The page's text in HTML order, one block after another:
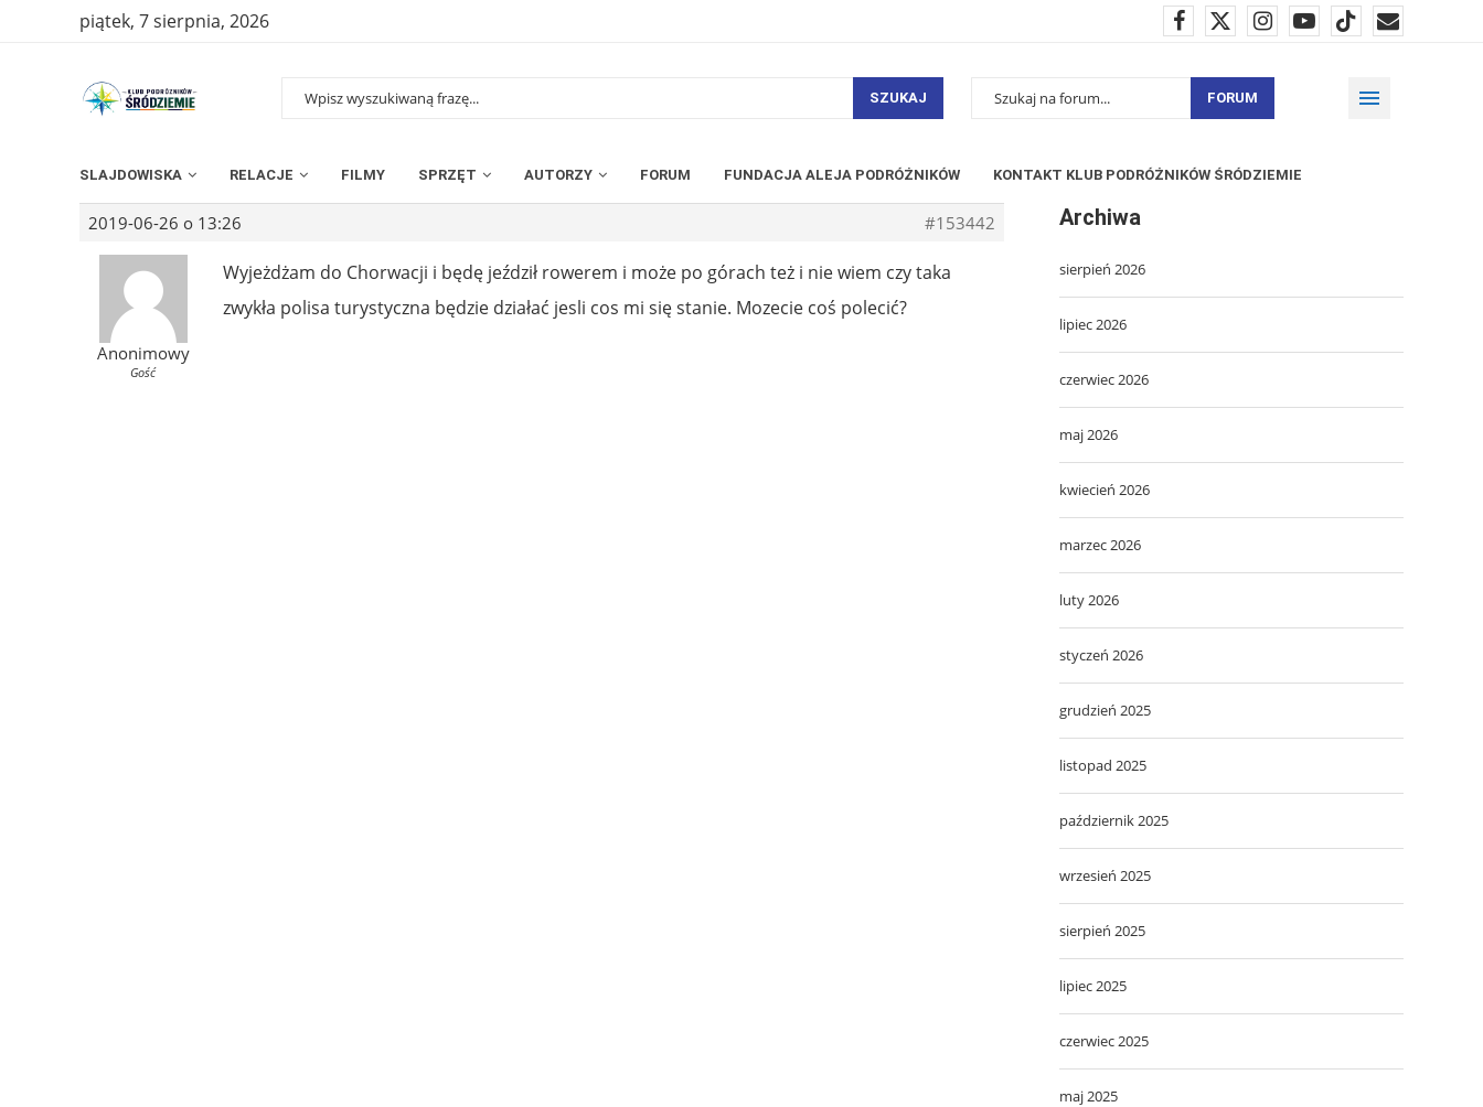
piątek, 7 sierpnia, 2026
SZUKAJ FORUM
SLAJDOWISKA RELACJE FILMY SPRZĘT AUTORZY FORUM FUNDACJA ALEJA PODRÓŻNIKÓW KONTAKT KLUB PODRÓŻNIKÓW ŚRÓDZIEMIE
2019-06-26 o 13:26 #153442
Anonimowy
Gość
Wyjeżdżam do Chorwacji i będę jeździł rowerem i może po górach też i nie wiem czy taka
zwykła polisa turystyczna będzie działać jesli cos mi się stanie. Mozecie coś polecić?
Archiwa
sierpień 2026
lipiec 2026
czerwiec 2026
maj 2026
kwiecień 2026
marzec 2026
luty 2026
styczeń 2026
grudzień 2025
listopad 2025
październik 2025
wrzesień 2025
sierpień 2025
lipiec 2025
czerwiec 2025
maj 2025